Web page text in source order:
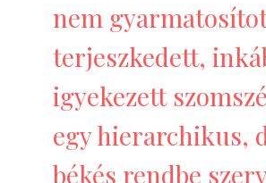
nem
terjeszkedett,
igyekezett
egy hierarchikus,
békés rendbe